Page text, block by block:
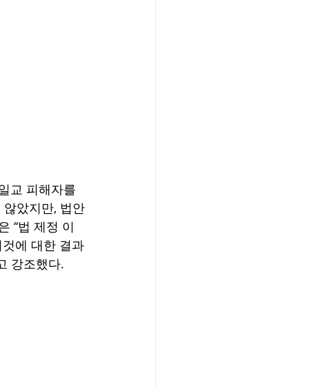
교 피해자를
았지만, 법안
“법 제정 이
에 대한 결과
강조했다.